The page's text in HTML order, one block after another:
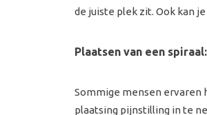
de juiste plek zit. Ook kan
Plaatsen van een
Sommige mensen ervaren
plaatsing pijnstilling in te